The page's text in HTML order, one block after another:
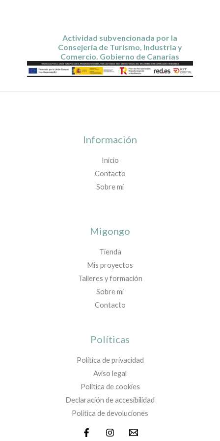
Actividad subvencionada por la
Consejería de Turismo, Industria y
Comercio. Gobierno de Canarias
Información
Inicio
Contacto
Sobre mí
Migongo
Tienda
Mis proyectos
Talleres y formación
Sobre mí
Contacto
Políticas
Política de privacidad
Aviso legal
Política de cookies
Declaración de accesibilidad
Política de devoluciones